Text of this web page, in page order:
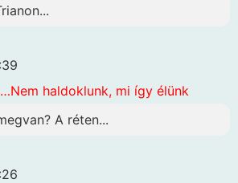
haldoklunk, mi így élünk
A réten...